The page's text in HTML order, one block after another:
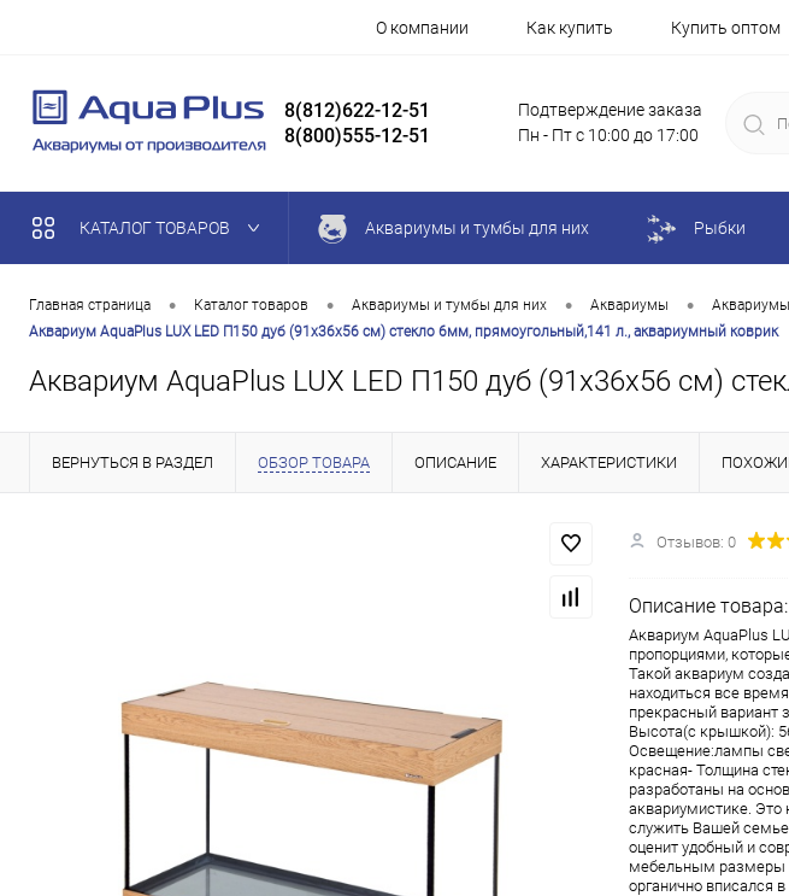
О компании Как купить Купить оптом
8(812)622-12-51
8(800)555-12-51
Подтверждение заказа
Пн - Пт с 10:00 до 17:00
КАТАЛОГ ТОВАРОВ Аквариумы и тумбы для них Рыбки
Главная страница • Каталог товаров • Аквариумы и тумбы для них • Аквариумы •
Аквариум AquaPlus LUX LED П150 дуб (91х36х56 см) стекло 6мм, прямоугольный,141 л., аквариумный коврик
Аквариум AquaPlus LUX LED П150 дуб (91х36х56 см)
ВЕРНУТЬСЯ В РАЗДЕЛ ОБЗОР ТОВАРА ОПИСАНИЕ ХАРАКТЕРИСТИКИ
Отзывов: 0
Описание товара:
Аквариум AquaPlus
пропорциями,
Такой аквариум
находиться все
прекрасный вариант
Высота(с крышкой):
Освещение:лампы
красная- Толщина
разработаны на
аквариумистике. Это
служить Вашей
оценит удобный и
мебельным размеры
органично вписался